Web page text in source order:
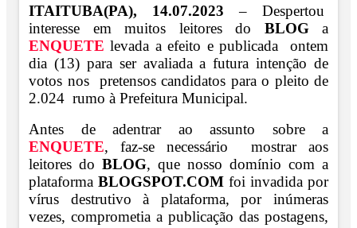
ITAITUBA(PA), 14.07.2023 – Despertou
interesse em muitos leitores do BLOGa
ENQUETE levada a efeito e publicada ontem
dia (13) para ser avaliada a futura intenção de
votos nos pretensos candidatos para o pleito de
2.024 rumo à Prefeitura Municipal.
Antes de adentrar ao assunto sobre a
ENQUETE, faz-se necessário mostrar aos
leitores do BLOG, que nosso domínio com a
plataforma BLOGSPOT.COM foi invadida por
vírus destrutivo à plataforma, por inúmeras
vezes, comprometia a publicação das postagens,